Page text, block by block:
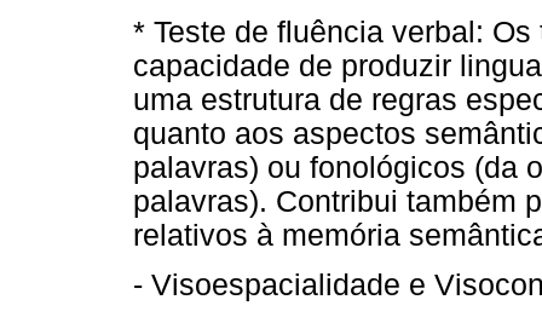
* Teste de fluência verbal:
capacidade de produzir
uma estrutura de regras
quanto aos aspectos
palavras) ou fonológicos (da
palavras). Contribui também
relativos à memória
- Visoespacialidade e